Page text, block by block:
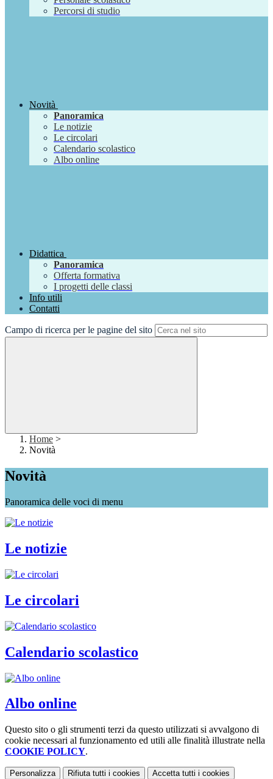
Percorsi di studio
Novità
Panoramica
Le notizie
Le circolari
Calendario scolastico
Albo online
Didattica
Panoramica
Offerta formativa
I progetti delle classi
Info utili
Contatti
Campo di ricerca per le pagine del sito
Home >
Novità
Novità
Panoramica delle voci di menu
Le notizie
Le circolari
Calendario scolastico
Albo online
Questo sito o gli strumenti terzi da questo utilizzati si avvalgono di
cookie necessari al funzionamento ed utili alle finalità illustrate nella
COOKIE POLICY.
Personalizza Rifiuta tutti i cookies Accetta tutti i cookies